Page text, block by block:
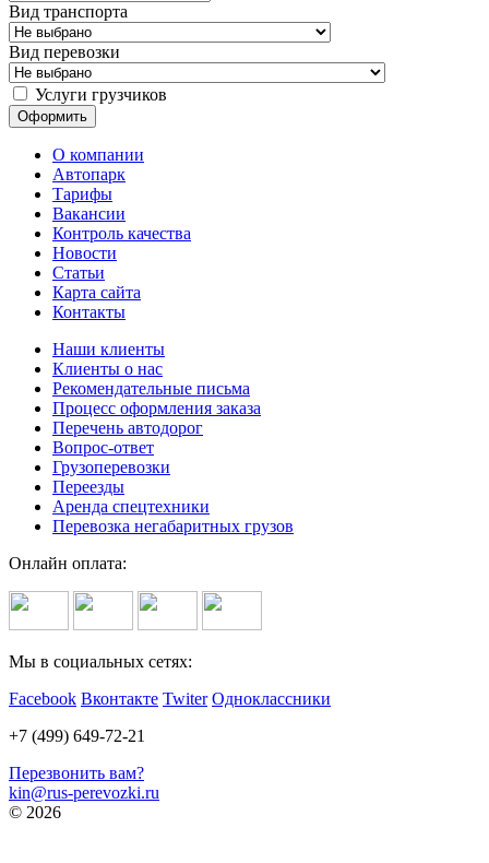
Вид транспорта
Вид перевозки
Услуги грузчиков
О компании
Автопарк
Тарифы
Вакансии
Контроль качества
Новости
Статьи
Карта сайта
Контакты
Наши клиенты
Клиенты о нас
Рекомендательные письма
Процесс оформления заказа
Перечень автодорог
Вопрос-ответ
Грузоперевозки
Переезды
Аренда спецтехники
Перевозка негабаритных грузов
Онлайн оплата:
Мы в социальных сетях:
Facebook Вконтакте Twiter Одноклассники
+7 (499) 649-72-21
Перезвонить вам?
kin@rus-perevozki.ru
© 2026